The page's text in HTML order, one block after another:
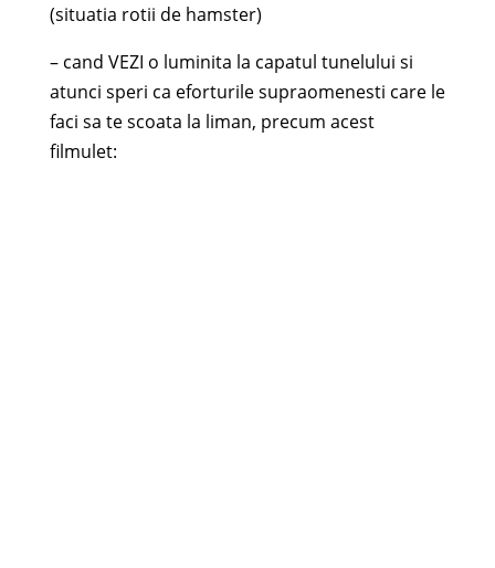
(situatia rotii de hamster)
– cand VEZI o luminita la capatul tunelului si
atunci speri ca eforturile supraomenesti care le
faci sa te scoata la liman, precum acest
filmulet: